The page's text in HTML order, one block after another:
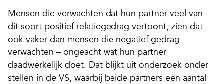
Mensen die verwachten dat hun partner veel van
dit soort positief relatiegedrag vertoont, zien dat
ook vaker dan mensen die negatief gedrag
verwachten – ongeacht wat hun partner
daadwerkelijk doet. Dat blijkt uit onderzoek onder
stellen in de VS, waarbij beide partners een aantal